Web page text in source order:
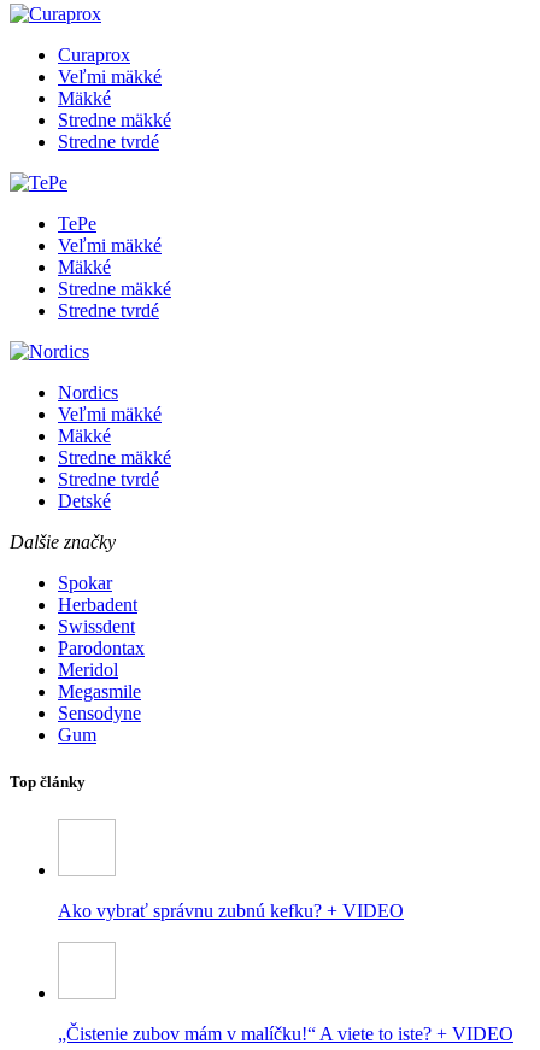
Curaprox
Veľmi mäkké
Mäkké
Stredne mäkké
Stredne tvrdé
TePe
Veľmi mäkké
Mäkké
Stredne mäkké
Stredne tvrdé
Nordics
Veľmi mäkké
Mäkké
Stredne mäkké
Stredne tvrdé
Detské
Dalšie značky
Spokar
Herbadent
Swissdent
Parodontax
Meridol
Megasmile
Sensodyne
Gum
Top články
Ako vybrať správnu zubnú kefku? + VIDEO
„Čistenie zubov mám v malíčku!“ A viete to iste? + VIDEO